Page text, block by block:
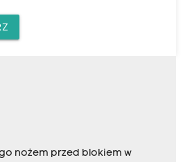
nożem przed blokiem w